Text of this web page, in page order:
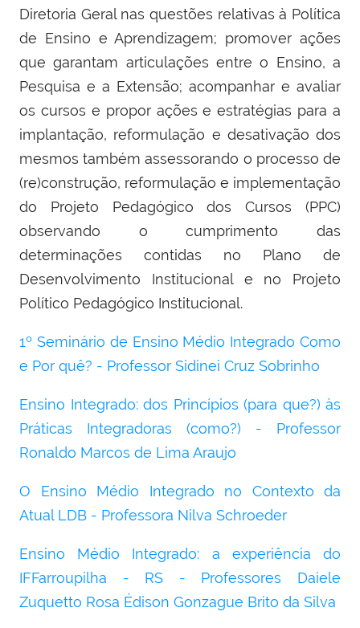
Diretoria Geral nas questões relativas à Política
de Ensino e Aprendizagem; promover ações
que garantam articulações entre o Ensino, a
Pesquisa e a Extensão; acompanhar e avaliar
os cursos e propor ações e estratégias para a
implantação, reformulação e desativação dos
mesmos também assessorando o processo de
(re)construção, reformulação e implementação
do Projeto Pedagógico dos Cursos (PPC)
observando o cumprimento das
determinações contidas no Plano de
Desenvolvimento Institucional e no Projeto
Político Pedagógico Institucional.
1º Seminário de Ensino Médio Integrado Como
e Por quê? - Professor Sidinei Cruz Sobrinho
Ensino Integrado: dos Princípios (para que?) às
Práticas Integradoras (como?) - Professor
Ronaldo Marcos de Lima Araujo
O Ensino Médio Integrado no Contexto da
Atual LDB - Professora Nilva Schroeder
Ensino Médio Integrado: a experiência do
IFFarroupilha - RS - Professores Daiele
Zuquetto Rosa Édison Gonzague Brito da Silva